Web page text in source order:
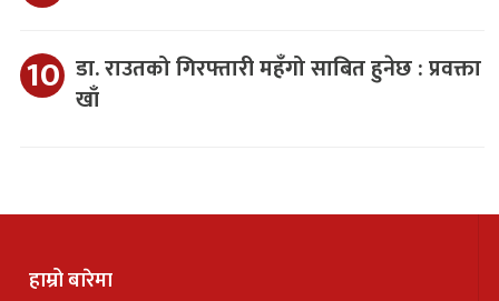
डा. राउतको गिरफ्तारी महँगो साबित हुनेछ : प्रवक्ता
खाँ
हाम्रो बारेमा